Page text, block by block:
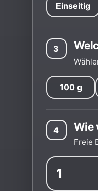
Einseitig
3
100 g
4 Wie
Freie